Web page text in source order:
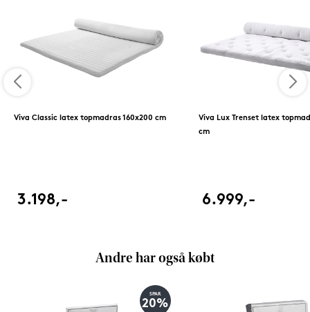
Viva Classic latex topmadras 160x200 cm
3.198,-
Viva Lux Trenset latex
cm
6.999,-
Andre har også købt
SPAR
20%